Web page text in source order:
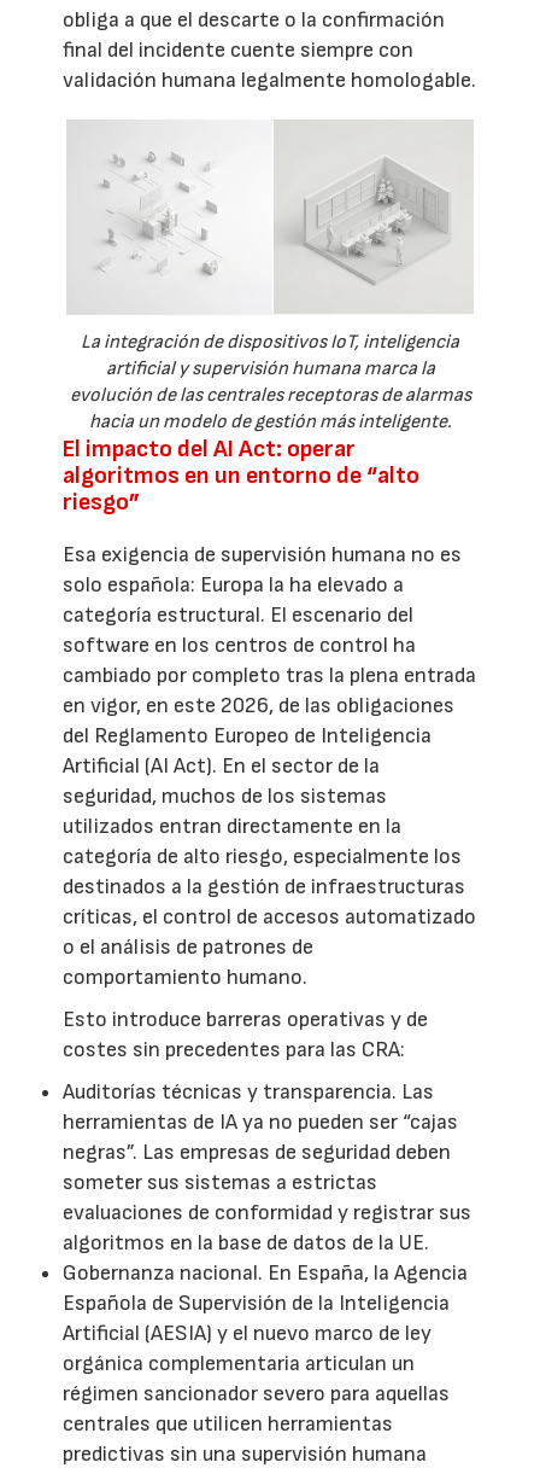
obliga a que el descarte o la confirmación
final del incidente cuente siempre con
validación humana legalmente homologable.
La integración de dispositivos IoT, inteligencia
artificial y supervisión humana marca la
evolución de las centrales receptoras de alarmas
hacia un modelo de gestión más inteligente.
El impacto del AI Act: operar
algoritmos en un entorno de “alto
riesgo”
Esa exigencia de supervisión humana no es
solo española: Europa la ha elevado a
categoría estructural. El escenario del
software en los centros de control ha
cambiado por completo tras la plena entrada
en vigor, en este 2026, de las obligaciones
del Reglamento Europeo de Inteligencia
Artificial (AI Act). En el sector de la
seguridad, muchos de los sistemas
utilizados entran directamente en la
categoría de alto riesgo, especialmente los
destinados a la gestión de infraestructuras
críticas, el control de accesos automatizado
o el análisis de patrones de
comportamiento humano.
Esto introduce barreras operativas y de
costes sin precedentes para las CRA:
Auditorías técnicas y transparencia. Las
herramientas de IA ya no pueden ser “cajas
negras”. Las empresas de seguridad deben
someter sus sistemas a estrictas
evaluaciones de conformidad y registrar sus
algoritmos en la base de datos de la UE.
Gobernanza nacional. En España, la Agencia
Española de Supervisión de la Inteligencia
Artificial (AESIA) y el nuevo marco de ley
orgánica complementaria articulan un
régimen sancionador severo para aquellas
centrales que utilicen herramientas
predictivas sin una supervisión humana